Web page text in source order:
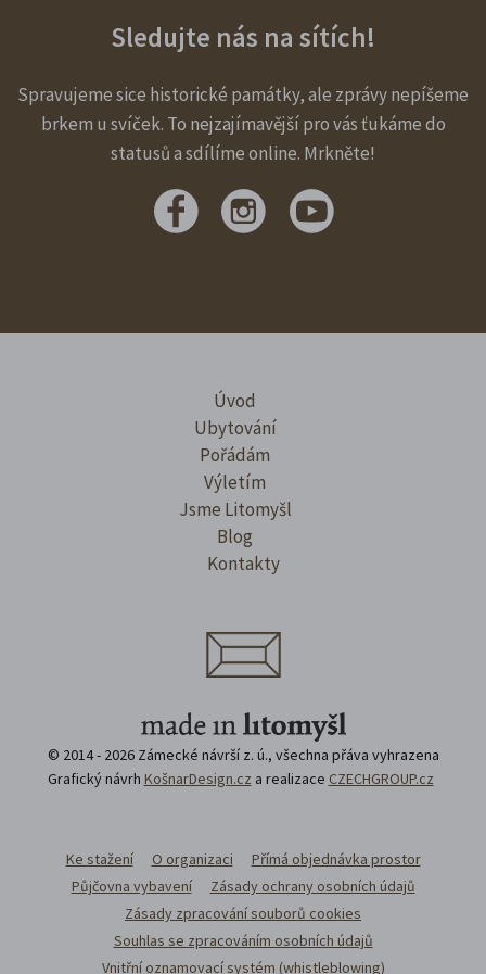
Sledujte nás na sítích!
Spravujeme sice historické památky, ale zprávy nepíšeme
brkem u svíček. To nejzajímavější pro vás ťukáme do
statusů a sdílíme online. Mrkněte!
Úvod
Ubytování
Pořádám
Výletím
Jsme Litomyšl
Blog
Kontakty
© 2014 - 2026 Zámecké návrší z. ú., všechna přáva vyhrazena
Grafický návrh KošnarDesign.cz a realizace CZECHGROUP.cz
Ke stažení O organizaci
Přímá objednávka prostor
Půjčovna vybavení
Zásady ochrany osobních údajů
Zásady zpracování souborů cookies
Souhlas se zpracováním osobních údajů
Vnitřní oznamovací systém (whistleblowing)